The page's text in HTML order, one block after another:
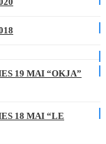
19 MAI “OKJA”
18 MAI “LE